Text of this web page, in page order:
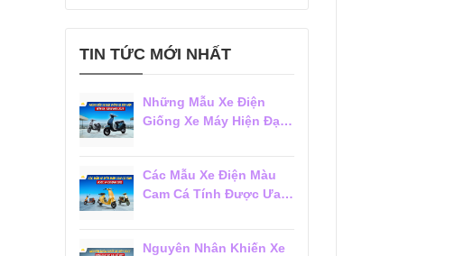
TIN TỨC MỚI NHẤT
Những Mẫu Xe Điện
Giống Xe Máy Hiện Đại
Các Mẫu Xe Điện Màu
Cam Cá Tính Được Ưa
Nguyên Nhân Khiến Xe